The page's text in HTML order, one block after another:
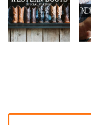
Crescent Down Works